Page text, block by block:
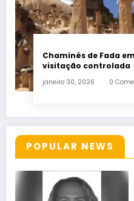
Chaminés de Fada
visitação controlada
janeiro 30, 2026 0
POPULAR NEWS